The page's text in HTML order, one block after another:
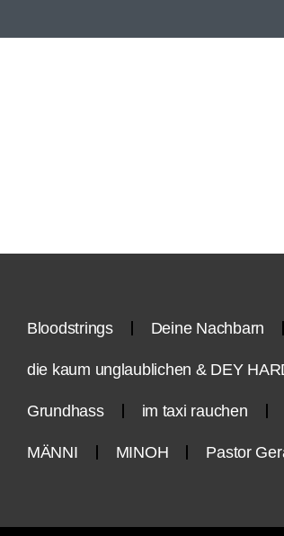
Bloodstrings Deine Nachbarn
die kaum unglaublichen & DEY
Grundhass im taxi rauchen
MÄNNI MINOH Pastor